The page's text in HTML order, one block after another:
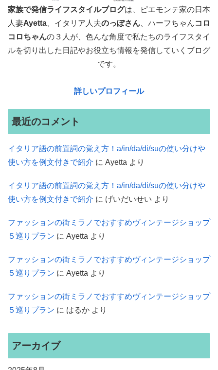
家族で発信ライフスタイルブログは、ピエモンテ家の日本
人妻Ayetta 、イタリア人夫のっぽさん 、ハーフちゃんコロ
コロちゃんの３人が、色んな角度で私たちのライフスタイ
ルを切り出した日記やお役立ち情報を発信していくブログ
です。
詳しいプロフィール
最近のコメント
イタリア語の前置詞の覚え方！a/in/da/di/suの使い分けや
使い方を例文付きで紹介 に Ayetta より
イタリア語の前置詞の覚え方！a/in/da/di/suの使い分けや
使い方を例文付きで紹介 に げいだいせい より
ファッションの街ミラノでおすすめヴィンテージショップ
５巡りプラン に Ayetta より
ファッションの街ミラノでおすすめヴィンテージショップ
５巡りプラン に Ayetta より
ファッションの街ミラノでおすすめヴィンテージショップ
５巡りプラン に はるか より
アーカイブ